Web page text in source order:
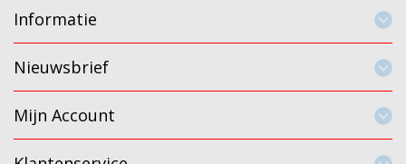
Informatie
Nieuwsbrief
Mijn Account